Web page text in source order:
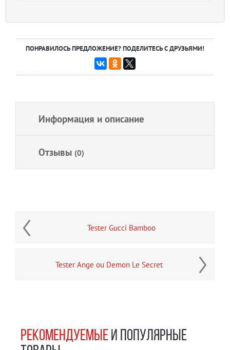
ПОНРАВИЛОСЬ ПРЕДЛОЖЕНИЕ? ПОДЕЛИТЕСЬ С ДРУЗЬЯМИ!
Информация и описание
Отзывы (0)
Tester Gucci Bamboo
Tester Ange ou Demon Le Secret
РЕКОМЕНДУЕМЫЕИ ПОПУЛЯРНЫЕ